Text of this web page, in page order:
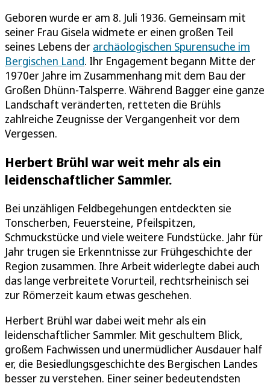
Geboren wurde er am 8. Juli 1936. Gemeinsam mit
seiner Frau Gisela widmete er einen großen Teil
seines Lebens der archäologischen Spurensuche im
Bergischen Land. Ihr Engagement begann Mitte der
1970er Jahre im Zusammenhang mit dem Bau der
Großen Dhünn-Talsperre. Während Bagger eine ganze
Landschaft veränderten, retteten die Brühls
zahlreiche Zeugnisse der Vergangenheit vor dem
Vergessen.
Herbert Brühl war weit mehr als ein
leidenschaftlicher Sammler.
Bei unzähligen Feldbegehungen entdeckten sie
Tonscherben, Feuersteine, Pfeilspitzen,
Schmuckstücke und viele weitere Fundstücke. Jahr für
Jahr trugen sie Erkenntnisse zur Frühgeschichte der
Region zusammen. Ihre Arbeit widerlegte dabei auch
das lange verbreitete Vorurteil, rechtsrheinisch sei
zur Römerzeit kaum etwas geschehen.
Herbert Brühl war dabei weit mehr als ein
leidenschaftlicher Sammler. Mit geschultem Blick,
großem Fachwissen und unermüdlicher Ausdauer half
er, die Besiedlungsgeschichte des Bergischen Landes
besser zu verstehen. Einer seiner bedeutendsten